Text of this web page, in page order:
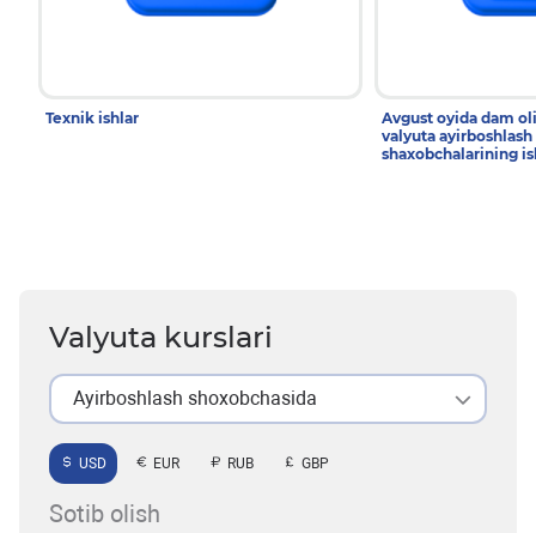
Texnik ishlar
Avgust oyida dam
valyuta ayirboshlash
shaxobchalarining
Valyuta kurslari
Ayirboshlash shoxobchasida
USD EUR RUB GBP
Sotib olish